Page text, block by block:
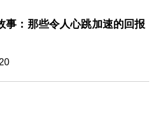
事：那些令人心跳加速的回报